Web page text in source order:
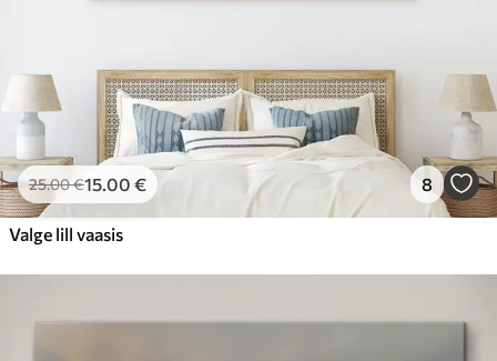
25.00€15.00 € 8
Valge lill vaasis